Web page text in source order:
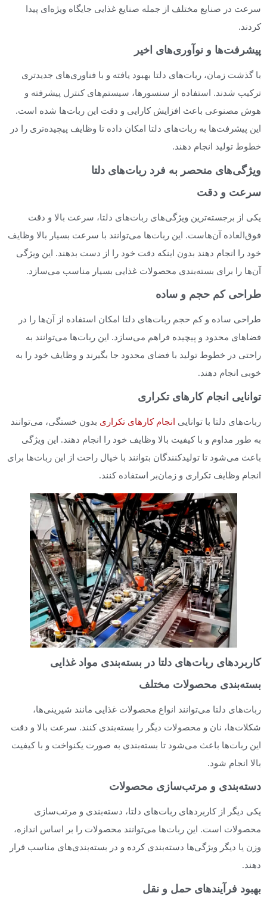
سرعت در صنایع مختلف از جمله صنایع غذایی جایگاه ویژه‌ای پیدا
کردند.
پیشرفت‌ها و نوآوری‌های اخیر
با گذشت زمان، ربات‌های دلتا بهبود یافته و با فناوری‌های جدیدتری
ترکیب شدند. استفاده از سنسورها، سیستم‌های کنترل پیشرفته و
هوش مصنوعی باعث افزایش کارایی و دقت این ربات‌ها شده است.
این پیشرفت‌ها به ربات‌های دلتا امکان داده تا وظایف پیچیده‌تری را در
خطوط تولید انجام دهند.
ویژگی‌های منحصر به فرد ربات‌های دلتا
سرعت و دقت
یکی از برجسته‌ترین ویژگی‌های ربات‌های دلتا، سرعت بالا و دقت
فوق‌العاده آن‌هاست. این ربات‌ها می‌توانند با سرعت بسیار بالا وظایف
خود را انجام دهند بدون اینکه دقت خود را از دست بدهند. این ویژگی
آن‌ها را برای بسته‌بندی محصولات غذایی بسیار مناسب می‌سازد.
طراحی کم حجم و ساده
طراحی ساده و کم حجم ربات‌های دلتا امکان استفاده از آن‌ها را در
فضاهای محدود و پیچیده فراهم می‌سازد. این ربات‌ها می‌توانند به
راحتی در خطوط تولید با فضای محدود جا بگیرند و وظایف خود را به
خوبی انجام دهند.
توانایی انجام کارهای تکراری
ربات‌های دلتا با توانایی انجام کارهای تکراری بدون خستگی، می‌توانند
به طور مداوم و با کیفیت بالا وظایف خود را انجام دهند. این ویژگی
باعث می‌شود تا تولیدکنندگان بتوانند با خیال راحت از این ربات‌ها برای
انجام وظایف تکراری و زمان‌بر استفاده کنند.
کاربردهای ربات‌های دلتا در بسته‌بندی مواد غذایی
بسته‌بندی محصولات مختلف
ربات‌های دلتا می‌توانند انواع محصولات غذایی مانند شیرینی‌ها،
شکلات‌ها، نان و محصولات دیگر را بسته‌بندی کنند. سرعت بالا و دقت
این ربات‌ها باعث می‌شود تا بسته‌بندی به صورت یکنواخت و با کیفیت
بالا انجام شود.
دسته‌بندی و مرتب‌سازی محصولات
یکی دیگر از کاربردهای ربات‌های دلتا، دسته‌بندی و مرتب‌سازی
محصولات است. این ربات‌ها می‌توانند محصولات را بر اساس اندازه،
وزن یا دیگر ویژگی‌ها دسته‌بندی کرده و در بسته‌بندی‌های مناسب قرار
دهند.
بهبود فرآیندهای حمل و نقل